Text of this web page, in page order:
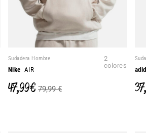
Sudadera Hombre
Nike AIR
2
colores
47,99 € 79,99 €